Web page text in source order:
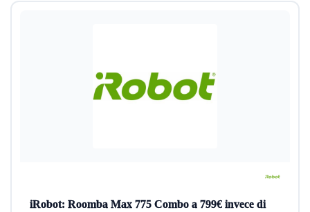
iRobot: Roomba Max 775 Combo a 799€ invece di